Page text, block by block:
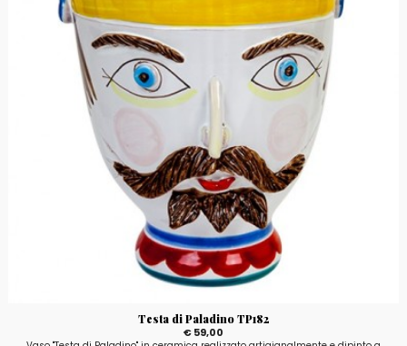
Testa di Paladino TP182
€ 59,00